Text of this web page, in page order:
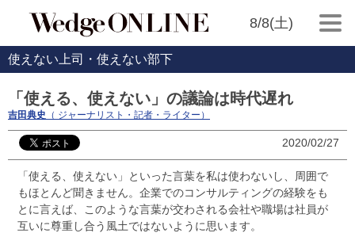
8/8(土)
使えない上司・使えない部下
「使える、使えない」の議論は時代遅れ
吉田典史 （ ジャーナリスト・記者・ライター）
2020/02/27
「使える、使えない」といった言葉を私は使わないし、周囲で
もほとんど聞きません。企業でのコンサルティングの経験をも
とに言えば、このような言葉が交わされる会社や職場は社員が
互いに尊重し合う風土ではないように思います。